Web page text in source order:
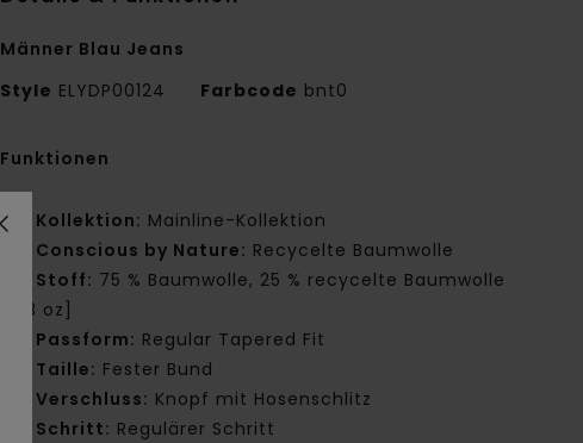
Männer Blau Jeans
Style ELYDP00124 Farbcode bnt0
Funktionen
Kollektion: Mainline-Kollektion
Conscious by Nature: Recycelte Baumwolle
Stoff: 75 % Baumwolle, 25 % recycelte Baumwolle
[13 oz]
Passform: Regular Tapered Fit
Taille: Fester Bund
Verschluss: Knopf mit Hosenschlitz
Schritt: Regulärer Schritt